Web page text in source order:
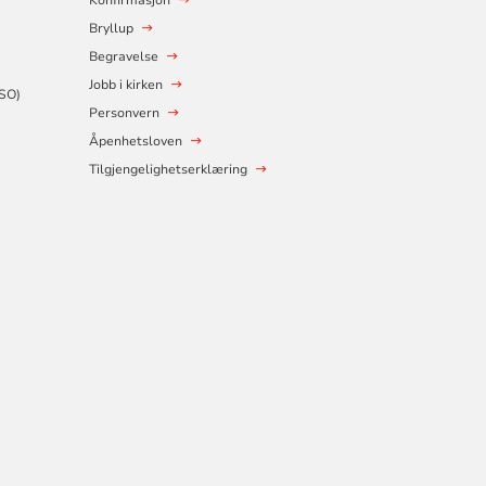
Bryllup
Begravelse
Jobb i kirken
Personvern
Åpenhetsloven
Tilgjengelighetserklæring